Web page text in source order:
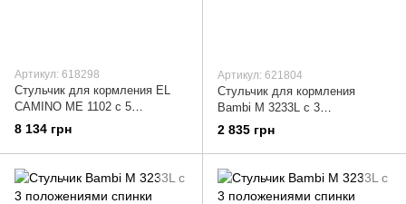
Артикул: 618298
Стульчик для кормления EL
CAMINO ME 1102 с 5
положениями наклона Серый
8 134 грн
Артикул: 621804
Стульчик для кормления
Bambi M 3233L с 3
положениями спинки Зелёный
2 835 грн